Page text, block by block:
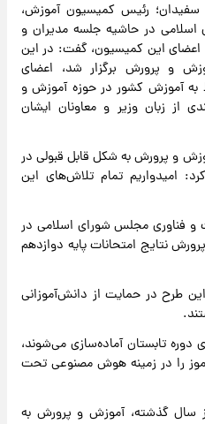
سفیدان؛ رئیس کمیسیون آموزش،
در حاشیه جلسه مدیران و
اعضای این کمیسیون، گفت: در این
و پرورش برگزار شد، اعضای
به آموزش کشور در حوزه آموزش و
از زبان وزیر و معاونان ایشان
و پرورش به شکل قابل قبولی در
امیدواریم تمام تلاش‌های این
فناوری مجلس شورای اسلامی در
نتایج امتحانات پایه دوازدهم
طرح در حمایت از دانش‌آموزانی
تابستان آماده‌سازی می‌شوند،
دانش‌آموز را در زمینه هوش مصنوعی تحت
سال گذشته، آموزش و پرورش به